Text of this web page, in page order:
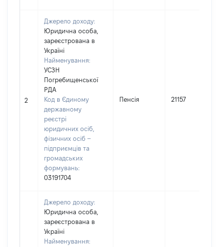
2
Джерело доходу:
Юридична особа,
зареєстрована в
Україні
Найменування:
УСЗН
Погребищенської
РДА
Код в Єдиному
державному
реєстрі
юридичних осіб,
фізичних осіб –
підприємців та
громадських
формувань:
03191704
Пенсія 21157
Джерело доходу:
Юридична особа,
зареєстрована в
Україні
Найменування: